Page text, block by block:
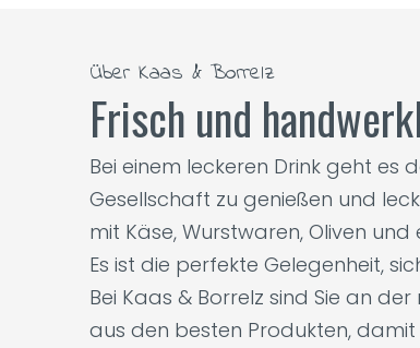
Über Kaas & Borrelz
Frisch und
Bei einem leckeren Drink geht es
Gesellschaft zu genießen und
mit Käse, Wurstwaren, Oliven
Es ist die perfekte Gelegenheit,
Bei Kaas & Borrelz sind Sie an
aus den besten Produkten, damit